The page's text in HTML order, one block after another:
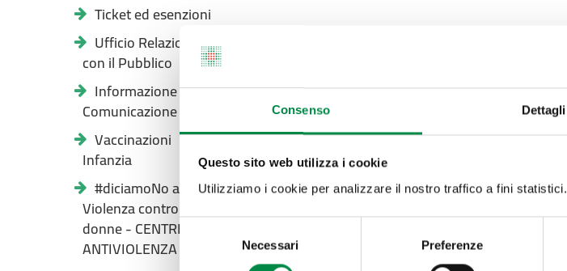
Consenso Dettagli
Questo sito web utilizza i cookie
Utilizziamo i cookie per analizzare il nostro traffico a fini statistici.
Selezione
Necessari Preferenze
Ticket ed esenzioni
Ufficio Relazioni
con il Pubblico
Informazione e
Comunicazione
Vaccinazioni
Infanzia
#diciamoNo alla
Violenza contro le
donne - CENTRI
ANTIVIOLENZA